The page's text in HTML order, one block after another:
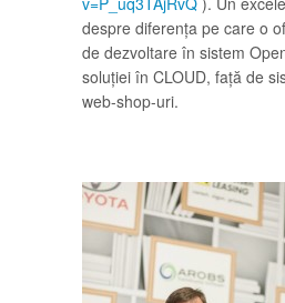
despre diferența pe care o
de dezvoltare în sistem
soluției în CLOUD, față de
web-shop-uri.